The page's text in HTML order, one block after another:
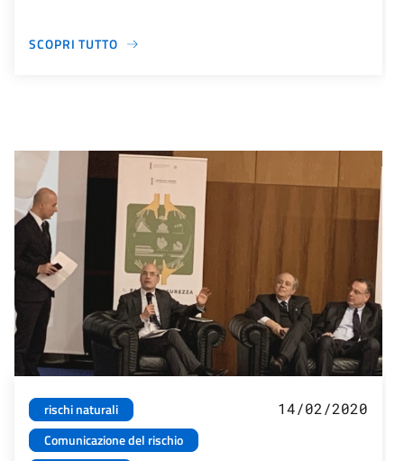
SCOPRI TUTTO
rischi naturali
Comunicazione del rischio
14/02/2020